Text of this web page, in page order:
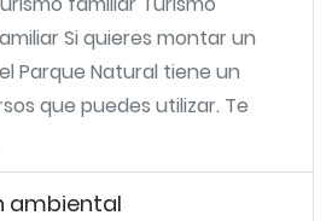
Si quieres montar un
Parque Natural tiene un
que puedes utilizar. Te
ambiental